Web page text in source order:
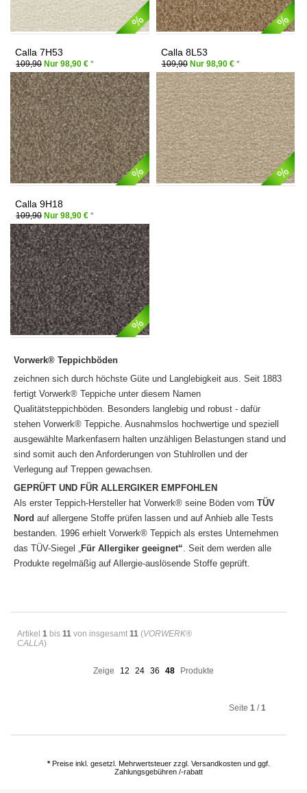
Calla 7H53
109,90 Nur 98,90 € *
Calla 8L53
109,90Nur 98,90 € *
Calla 9H18
109,90 Nur 98,90 € *
Vorwerk® Teppichböden
zeichnen sich durch höchste Güte und Langlebigkeit aus. Seit 1883
fertigt Vorwerk® Teppiche unter diesem Namen
Qualitätsteppichböden. Besonders langlebig und robust - dafür
stehen Vorwerk® Teppiche. Ausnahmslos hochwertige und speziell
ausgewählte Markenfasern halten unzähligen Belastungen stand und
sind somit auch den Anforderungen von Stuhlrollen und der
Verlegung auf Treppen gewachsen.
GEPRÜFT UND FÜR ALLERGIKER EMPFOHLEN
Als erster Teppich-Hersteller hat Vorwerk® seine Böden vom TÜV
Nord auf allergene Stoffe prüfen lassen und auf Anhieb alle Tests
bestanden. 1996 erhielt Vorwerk® Teppich als erstes Unternehmen
das TÜV-Siegel „ Für Allergiker geeignet“ . Seit dem werden alle
Produkte regelmäßig auf Allergie-auslösende Stoffe geprüft.
Artikel 1 bis 11 von insgesamt 11 (VORWERK®
CALLA)
Zeige 12 24 36 48 Produkte
Seite1 /1
*Preise inkl. gesetzl. Mehrwertsteuer zzgl. Versandkosten und ggf.
Zahlungsgebühren /-rabatt